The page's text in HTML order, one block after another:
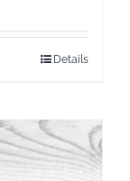
Details